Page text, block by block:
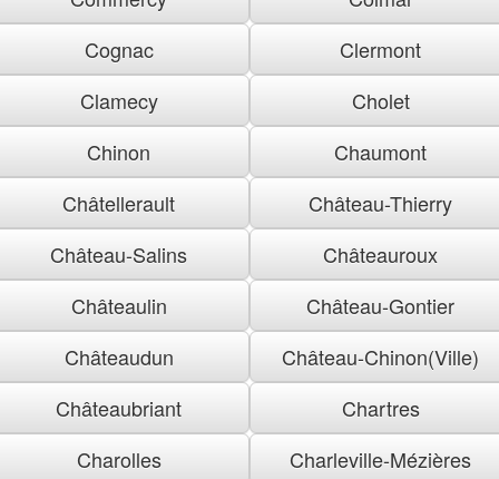
Cognac
Clermont
Clamecy
Cholet
Chinon
Chaumont
Châtellerault
Château-Thierry
Château-Salins
Châteauroux
Châteaulin
Château-Gontier
Châteaudun
Château-Chinon(Ville)
Châteaubriant
Chartres
Charolles
Charleville-Mézières